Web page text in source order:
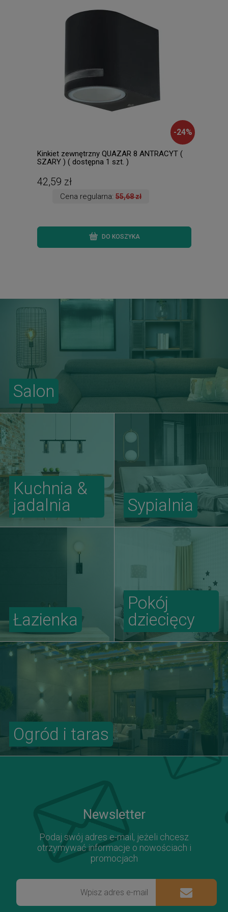
-24%
Kinkiet zewnętrzny QUAZAR 8 ANTRACYT (
SZARY ) ( dostępna 1 szt. )
42,59 zł
Cena regularna:55,68 zł
DO KOSZYKA
Salon
Kuchnia &
jadalnia
Sypialnia
Ogród i taras
Łazienka
Pokój
dziecięcy
Newsletter
Podaj swój adres e-mail, jeżeli chcesz
otrzymywać informacje o nowościach i
promocjach